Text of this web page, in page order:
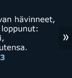
»